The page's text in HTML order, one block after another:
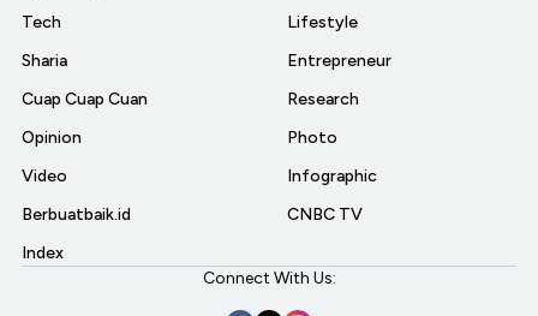
Tech
Sharia
Cuap Cuap Cuan
Opinion
Video
Berbuatbaik.id
Index
Lifestyle
Entrepreneur
Research
Photo
Infographic
CNBC TV
Connect With Us: